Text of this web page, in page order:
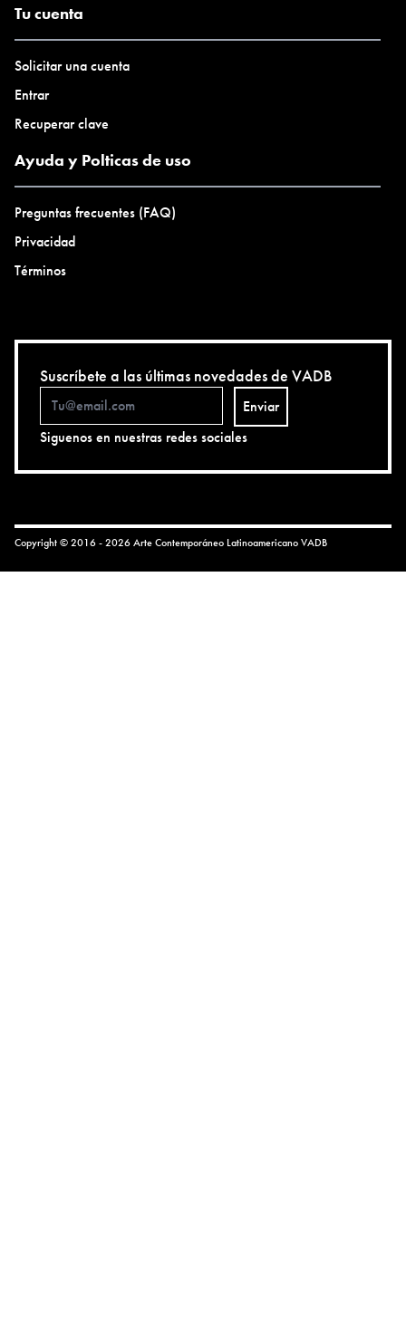
Tu cuenta
Solicitar una cuenta
Entrar
Recuperar clave
Ayuda y Polticas de uso
Preguntas frecuentes (FAQ)
Privacidad
Términos
Suscríbete a las últimas novedades de VADB
Enviar
Siguenos en nuestras redes sociales
Copyright © 2016 - 2026 Arte Contemporáneo LatinoamericanoVADB